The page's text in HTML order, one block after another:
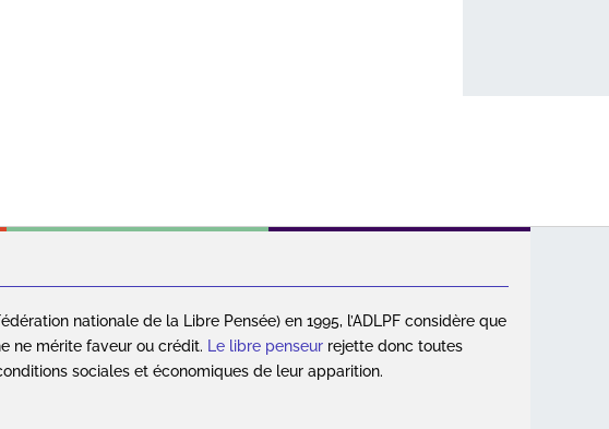
nationale de la Libre Pensée) en 1995, l’ADLPF considère que
ne mérite faveur ou crédit. Le libre penseur rejette donc toutes
sociales et économiques de leur apparition.